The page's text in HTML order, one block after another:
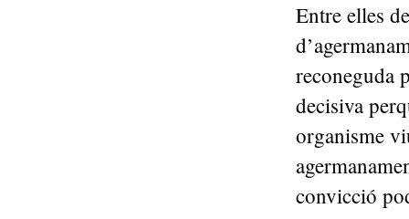
Entre elles
reconeguda
decisiva
organisme
convicció